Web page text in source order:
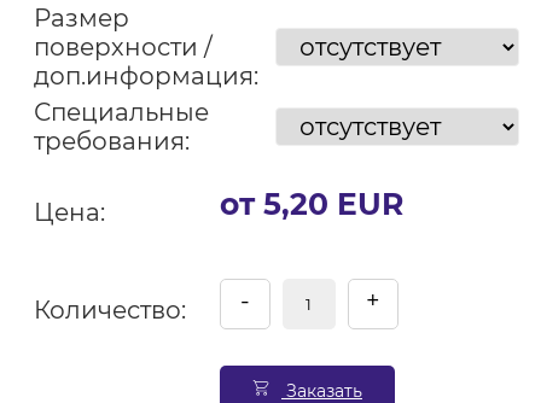
Размер
поверхности /
доп.информация:
Специальные
требования:
Цена: от 5,20 EUR
Количество: - +
Заказать